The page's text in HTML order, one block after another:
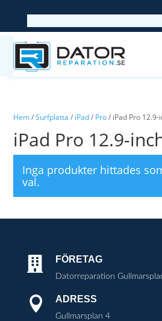
Hem/Surfplatta / iPad/ Pro/ iPad Pro 12.9-
iPad Pro 12.9-
Inga produkter hittades
val.
 FÖRETAG
Datorreparation
 ADRESS
Gullmarsplan 4